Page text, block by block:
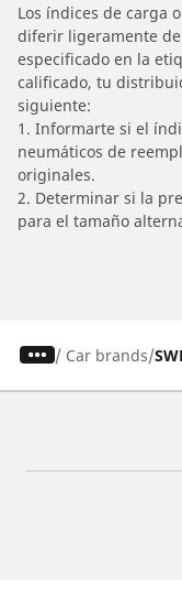
Los índices de carga
diferir ligeramente
especificado en la
calificado, tu
siguiente:
1. Informarte si el
neumáticos de
originales.
2. Determinar si la
para el tamaño
/ Car brands